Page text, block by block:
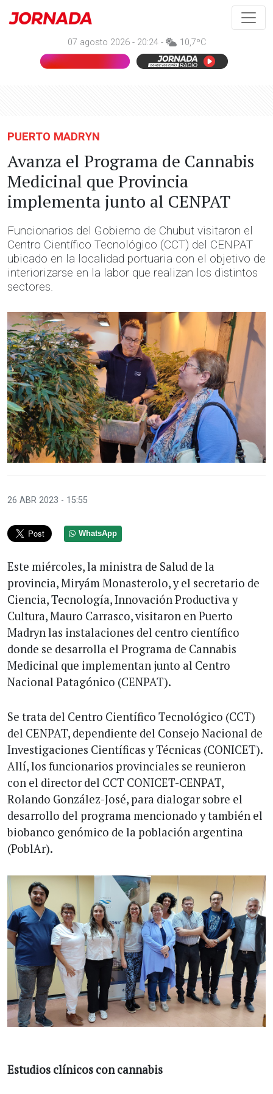
07 agosto 2026 - 20:24 - 10,7ºC
PUERTO MADRYN
Avanza el Programa de Cannabis
Medicinal que Provincia
implementa junto al CENPAT
Funcionarios del Gobierno de Chubut visitaron el
Centro Científico Tecnológico (CCT) del CENPAT
ubicado en la localidad portuaria con el objetivo de
interiorizarse en la labor que realizan los distintos
sectores.
26 ABR 2023 - 15:55
WhatsApp
Este miércoles, la ministra de Salud de la
provincia, Miryám Monasterolo, y el secretario de
Ciencia, Tecnología, Innovación Productiva y
Cultura, Mauro Carrasco, visitaron en Puerto
Madryn las instalaciones del centro científico
donde se desarrolla el Programa de Cannabis
Medicinal que implementan junto al Centro
Nacional Patagónico (CENPAT).
Se trata del Centro Científico Tecnológico (CCT)
del CENPAT, dependiente del Consejo Nacional de
Investigaciones Científicas y Técnicas (CONICET).
Allí, los funcionarios provinciales se reunieron
con el director del CCT CONICET-CENPAT,
Rolando González-José, para dialogar sobre el
desarrollo del programa mencionado y también el
biobanco genómico de la población argentina
(PoblAr).
Estudios clínicos con cannabis